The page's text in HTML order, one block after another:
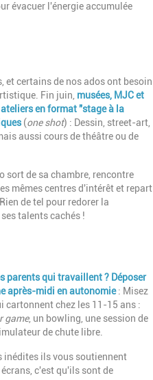
évacuer l'énergie accumulée
et certains de nos ados ont besoin
Fin juin, musées, MJC et
en format "stage à la
(one shot) : Dessin, street-art,
aussi cours de théâtre ou de
sort de sa chambre, rencontre
mêmes centres d'intérêt et repart
de tel pour redorer la
talents cachés !
parents qui travaillent ? Déposer
après-midi en autonomie: Misez
cartonnent chez les 11-15 ans :
game, un bowling, une session de
de chute libre.
inédites ils vous soutiennent
c'est qu'ils sont de